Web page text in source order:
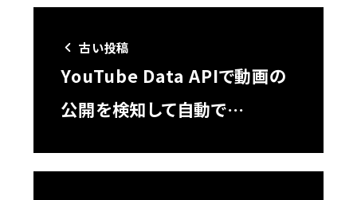
古い投稿
YouTube Data APIで動画の
公開を検知して自動で…